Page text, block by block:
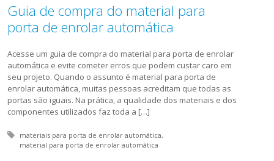
Guia de compra do material para
porta de enrolar automática
Acesse um guia de compra do material para porta de enrolar
automática e evite cometer erros que podem custar caro em
seu projeto. Quando o assunto é material para porta de
enrolar automática, muitas pessoas acreditam que todas as
portas são iguais. Na prática, a qualidade dos materiais e dos
componentes utilizados faz toda a […]
Tagged with:
materiais para porta de enrolar automática
material para porta de enrolar automática